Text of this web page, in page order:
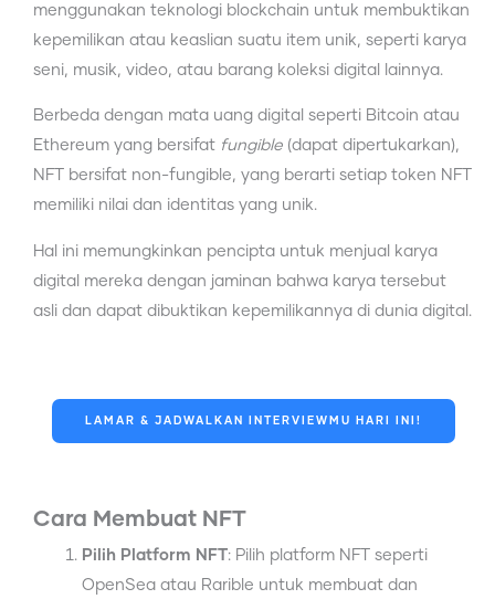
menggunakan teknologi blockchain untuk membuktikan
kepemilikan atau keaslian suatu item unik, seperti karya
seni, musik, video, atau barang koleksi digital lainnya.
Berbeda dengan mata uang digital seperti Bitcoin atau
Ethereum yang bersifat fungible (dapat dipertukarkan),
NFT bersifat non-fungible, yang berarti setiap token NFT
memiliki nilai dan identitas yang unik.
Hal ini memungkinkan pencipta untuk menjual karya
digital mereka dengan jaminan bahwa karya tersebut
asli dan dapat dibuktikan kepemilikannya di dunia digital.
LAMAR & JADWALKAN INTERVIEWMU HARI INI!
Cara Membuat NFT
Pilih Platform NFT: Pilih platform NFT seperti
OpenSea atau Rarible untuk membuat dan